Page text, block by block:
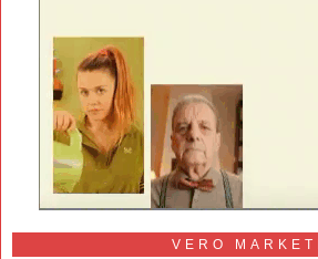
VERO MARKETI